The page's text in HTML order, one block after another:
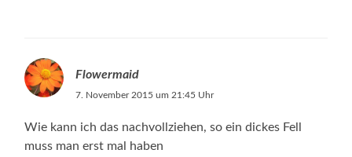
Flowermaid
7. November 2015 um 21:45 Uhr
Wie kann ich das nachvollziehen, so ein dickes Fell
muss man erst mal haben